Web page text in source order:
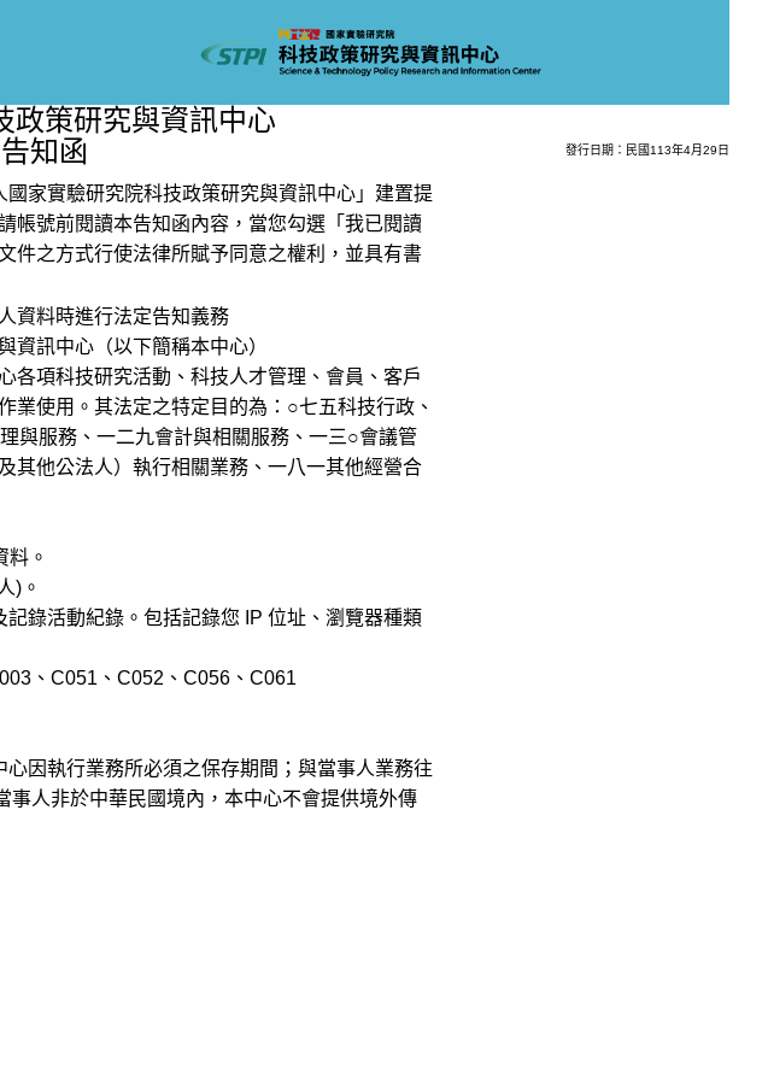
政策研究與資訊中心
知函
發行日期：民國113年4月29日
家實驗研究院科技政策研究與資訊中心」建置提
帳號前閱讀本告知函內容，當您勾選「我已閱讀
件之方式行使法律所賦予同意之權利，並具有書
資料時進行法定告知義務
資訊中心（以下簡稱本中心）
各項科技研究活動、科技人才管理、會員、客戶
業使用。其法定之特定目的為：○七五科技行政、
與服務、一二九會計與相關服務、一三○會議管
其他公法人）執行相關業務、一八一其他經營合
。
)。
錄活動紀錄。包括記錄您 IP 位址、瀏覽器種類
、C051、C052、C056、C061
因執行業務所必須之保存期間；與當事人業務往
人非於中華民國境內，本中心不會提供境外傳